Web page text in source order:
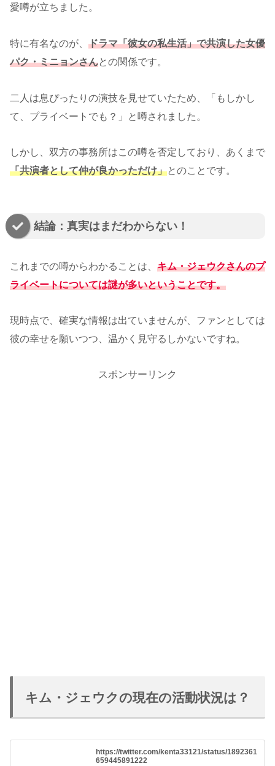
愛噂が立ちました。
特に有名なのが、 ドラマ「彼女の私生活」で共演した女優
パク・ミニョンさんとの関係です。
二人は息ぴったりの演技を見せていたため、「もしかし
て、プライベートでも？」と噂されました。
しかし、双方の事務所はこの噂を否定しており、あくまで
「共演者として仲が良かっただけ」とのことです。
結論：真実はまだわからない！
これまでの噂からわかることは、 キム・ジェウクさんのプ
ライベートについては謎が多いということです。
現時点で、確実な情報は出ていませんが、ファンとしては
彼の幸せを願いつつ、温かく見守るしかないですね。
スポンサーリンク
キム・ジェウクの現在の活動状況は？
https://twitter.com/kenta33121/status/1892361
659445891222